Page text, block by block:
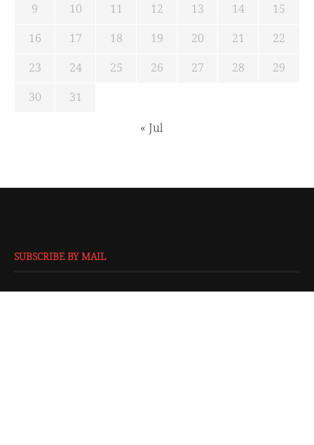
9
10 11 12 13 14
15
16
17 18 19 20 21
22
23
24 25 26 27 28
29
30
31
« Jul
SUBSCRIBE BY MAIL